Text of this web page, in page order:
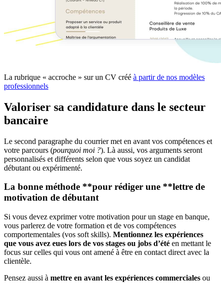
La rubrique « accroche » sur un CV créé à partir de nos modèles
professionnels
Valoriser sa candidature dans le secteur
bancaire
Le second paragraphe du courrier met en avant vos compétences et
votre parcours (pourquoi moi ?). Là aussi, vos arguments seront
personnalisés et différents selon que vous soyez un candidat
débutant ou expérimenté.
La bonne méthode **pour rédiger une **lettre de
motivation de débutant
Si vous devez exprimer votre motivation pour un stage en banque,
vous parlerez de votre formation et de vos compétences
comportementales (vos soft skills). Mentionnez les expériences
que vous avez eues lors de vos stages ou jobs d’été en mettant le
focus sur celles qui vous ont amené à être en contact direct avec la
clientèle.
Pensez aussi à mettre en avant les expériences commerciales ou